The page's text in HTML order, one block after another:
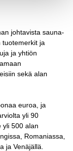
johtavista sauna-
tuotemerkit ja
ja yhtiön
sekä alan
euroa, ja
yli 90
yli 500 alan
Romaniassa,
ja Venäjällä.